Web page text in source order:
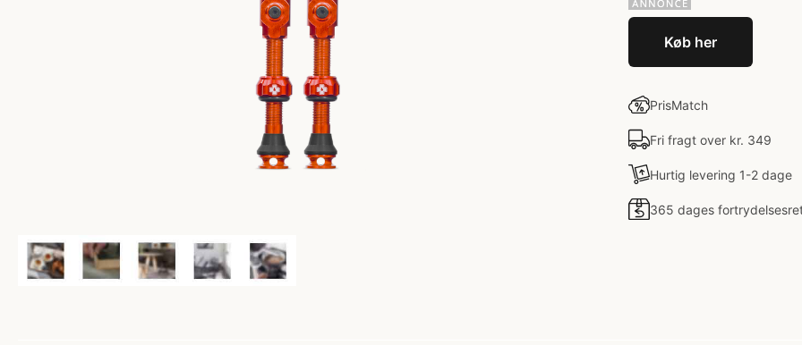
Køb her
PrisMatch
Fri fragt over kr. 349
Hurtig levering 1-2 dage
365 dages